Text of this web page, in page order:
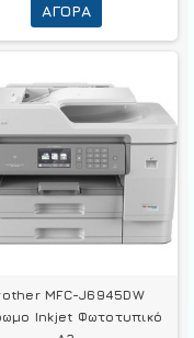
ΑΓΟΡΆ
MFC-J6945DW
Inkjet Φωτοτυπικό